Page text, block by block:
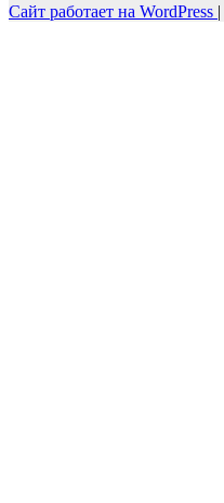
Сайт работает на WordPress |